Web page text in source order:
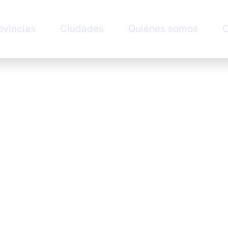
Ciudades Quiénes somos